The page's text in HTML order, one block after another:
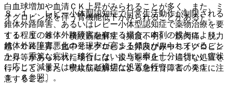
８．１． レビー小体型認知症で日常生活動作が制限される
錐体外路障害、あるいはレビー小体型認知症で薬物治療を要
する程度の錐体外路障害を有する場合、本剤の投与により、
錐体外路障害悪化の発現率が高まる傾向がみられていること
から、重篤な症状に移行しないよう観察を十分に行い、症状
に応じて減量又は中止など適切な処置を行うこと〔１１．
１．６参照〕。
白血球増加や血清ＣＫ上昇がみられることが多く、また、ミ
オグロビン尿を伴う腎機能低下がみられることがある）。
１１．１．８． 横紋筋融解症（頻度不明）：筋肉痛、脱力
感、ＣＫ上昇、血中ミオグロビン上昇及び尿中ミオグロビン
上昇等があらわれた場合には、投与を中止し、適切な処置を
行うこと。また、横紋筋融解症による急性腎障害の発症に注
意すること。